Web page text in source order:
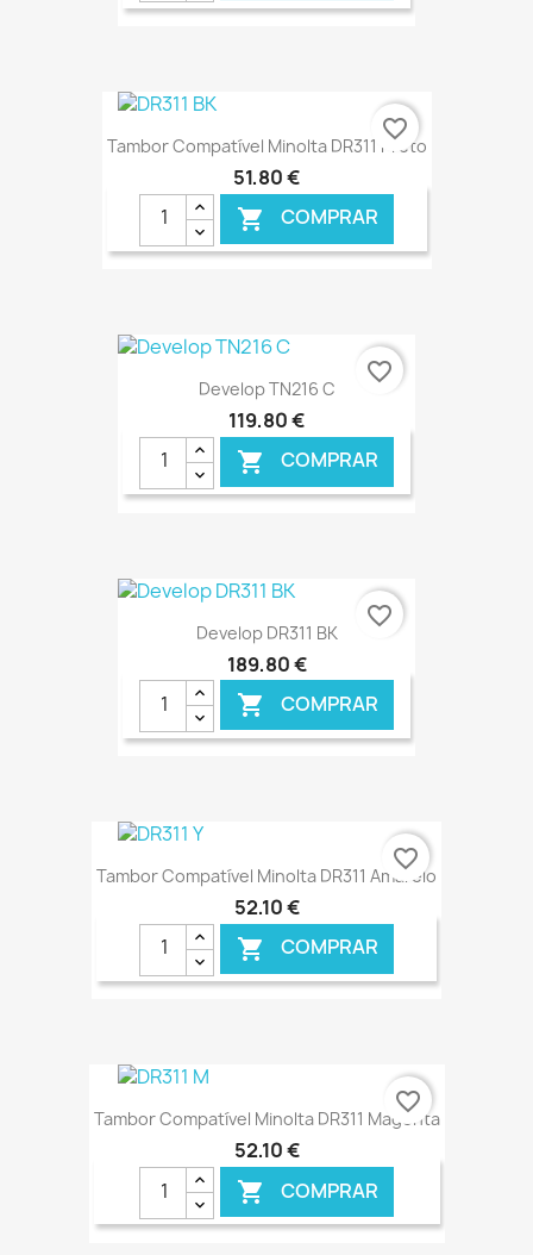
€ ONLINE
Tambor Compatível Minolta DR311 Preto
51,80 €
 COMPRAR
€ ONLINE
favorite_border
Develop TN216 C
119,80 €
 COMPRAR
€ ONLINE
favorite_border
Develop DR311 BK
189,80 €
 COMPRAR
€ ONLINE
favorite_border
Tambor Compatível Minolta DR311 Amarelo
52,10 €
 COMPRAR
€ ONLINE
favorite_border
Tambor Compatível Minolta DR311 Magenta
52,10 €
 COMPRAR
favorite_border